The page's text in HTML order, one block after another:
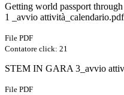
Getting world passport
1 _avvio attività_calendario.pdf
File PDF
Contatore click: 21
STEM IN GARA 3_avvio
File PDF